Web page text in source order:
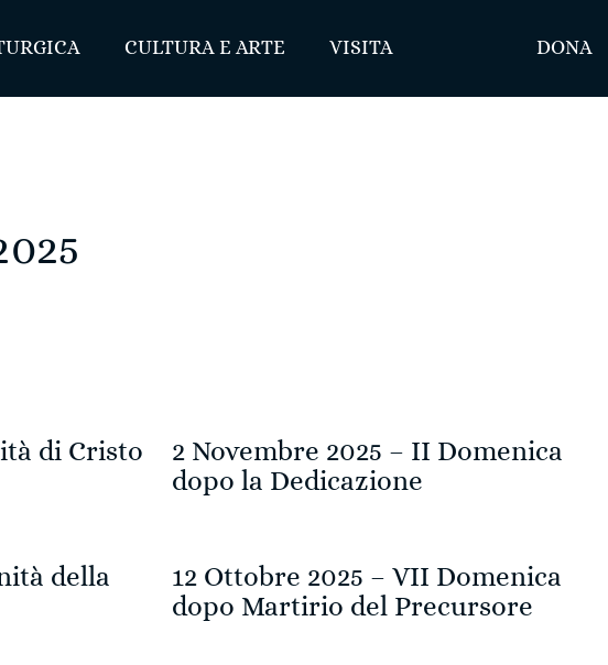
CULTURA E ARTE VISITA DONA
di Cristo
2 Novembre 2025 – II Domenica
dopo la Dedicazione
della
12 Ottobre 2025 – VII Domenica
dopo Martirio del Precursore